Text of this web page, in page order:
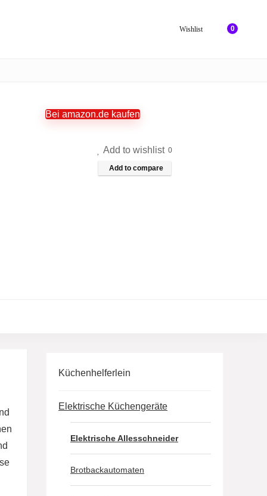
Wishlist 0
Bei amazon.de kaufen
Add to wishlist 0
Add to compare
Küchenhelferlein
Elektrische Küchengeräte
Elektrische Allesschneider
Brotbackautomaten